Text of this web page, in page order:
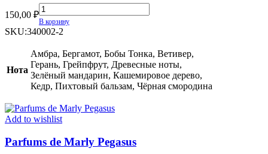
150,00 ₽
Parfums
de
Marly
quantity
В корзину
SKU:340002-2
Нота
Амбра, Бергамот, Бобы Тонка, Ветивер,
Герань, Грейпфрут, Древесные ноты,
Зелёный мандарин, Кашемировое дерево,
Кедр, Пихтовый бальзам, Чёрная смородина
Add to wishlist
Parfums de Marly Pegasus